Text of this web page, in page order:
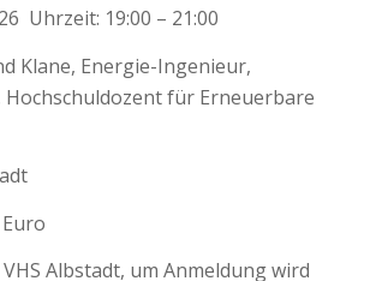
Uhrzeit: 19:00 – 21:00
Klane, Energie-Ingenieur,
für Erneuerbare
Albstadt, um Anmeldung wird